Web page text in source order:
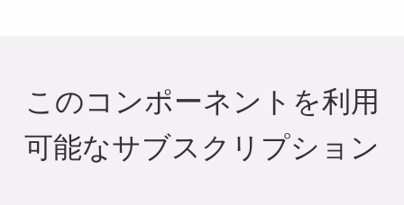
このコンポーネントを利用
可能なサブスクリプション